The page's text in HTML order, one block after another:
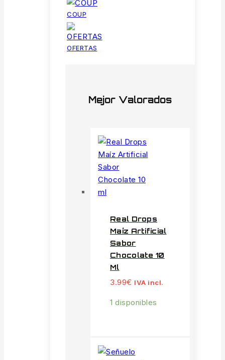
COUP
OFERTAS
Mejor Valorados
Real Drops
Maíz Artificial
Sabor
Chocolate 10
Ml
3.99€ IVA incl.
1 disponibles